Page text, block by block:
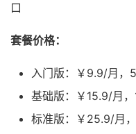
口
套餐价格：
入门版：￥9.9/月，
基础版：￥15.9/月，
标准版：￥25.9/月